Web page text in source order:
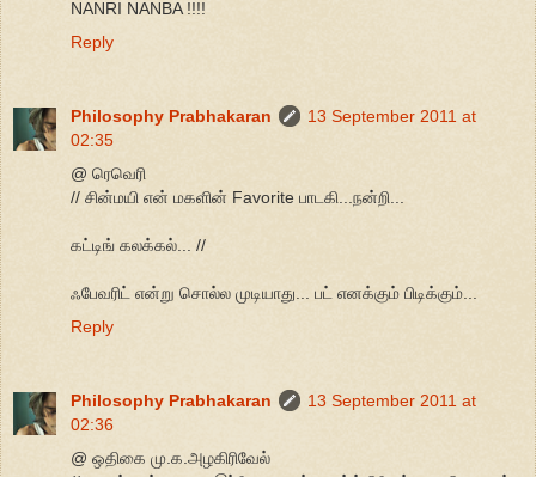
NANRI NANBA !!!!
Reply
Philosophy Prabhakaran
13 September 2011 at
02:35
@ ரெவெரி
// சின்மயி என் மகளின் Favorite பாடகி...நன்றி...
கட்டிங் கலக்கல்... //
ஃபேவரிட் என்று சொல்ல முடியாது... பட் எனக்கும் பிடிக்கும்...
Reply
Philosophy Prabhakaran
13 September 2011 at
02:36
@ ஒதிகை மு.க.அழகிரிவேல்